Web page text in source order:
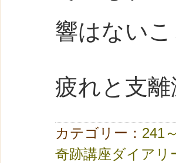
響はない
疲れと支
カテゴリー： 241
奇跡講座ダイアリ